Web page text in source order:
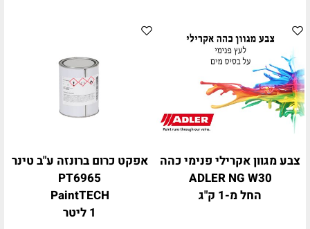
צבע מגוון אקרילי פנימי כהה
ADLER NG W30
החל מ-1 ק"ג
אפקט כרום ברונזה ע"ב טינר
PT6965
PaintTECH
1 ליטר